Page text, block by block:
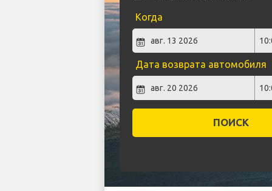
Когда
Дата возврата автомобиля
ПОИСК